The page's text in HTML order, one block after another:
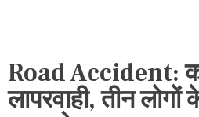
Road Accident:
लापरवाही, तीन